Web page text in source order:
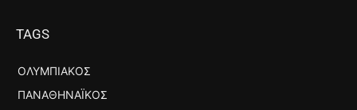
TAGS
ΟΛΥΜΠΙΑΚΌΣ
ΠΑΝΑΘΗΝΑΪΚΌΣ